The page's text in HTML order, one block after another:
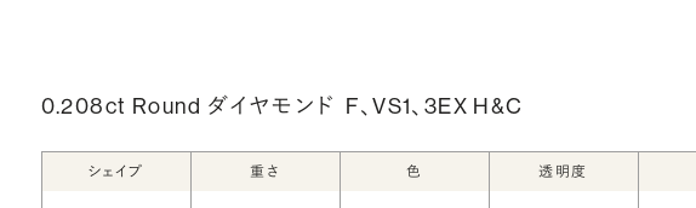
0.208ct Round ダイヤモンド F、VS1、3EX H&C
シェイプ 重さ 色 透明度